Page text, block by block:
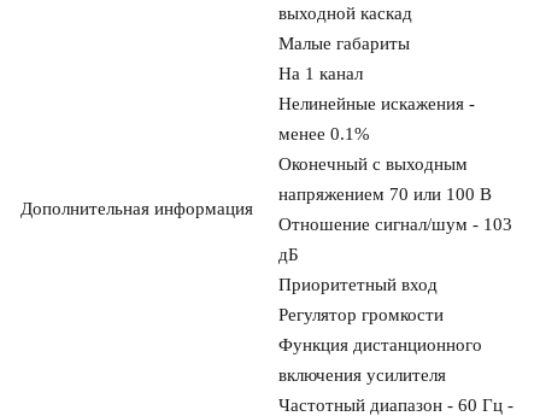
Дополнительная информация
выходной каскад
Малые габариты
На 1 канал
Нелинейные искажения -
менее 0.1%
Оконечный с выходным
напряжением 70 или 100 В
Отношение сигнал/шум - 103
дБ
Приоритетный вход
Регулятор громкости
Функция дистанционного
включения усилителя
Частотный диапазон - 60 Гц -